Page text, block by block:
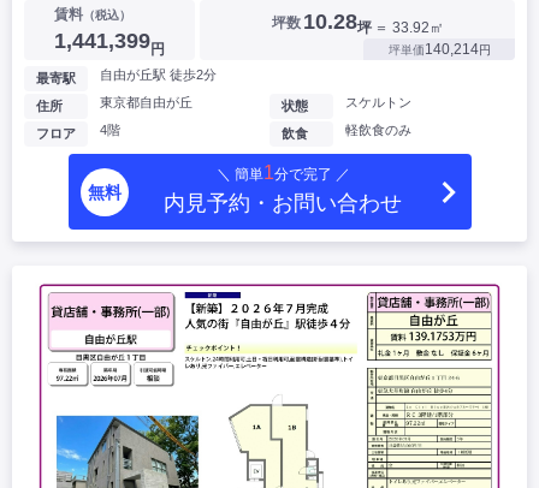
賃料 （税込）
1,441,399円
坪数 10.28坪 ＝ 33.92㎡
坪単価140,214円
最寄駅 自由が丘駅 徒歩2分
住所 東京都自由が丘
フロア 4階
状態 スケルトン
飲食 軽飲食のみ
無料
＼ 簡単1分で完了 ／
内見予約・お問い合わせ